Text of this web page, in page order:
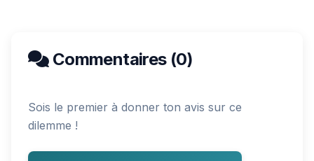
Commentaires (0)
Sois le premier à donner ton avis sur ce
dilemme !